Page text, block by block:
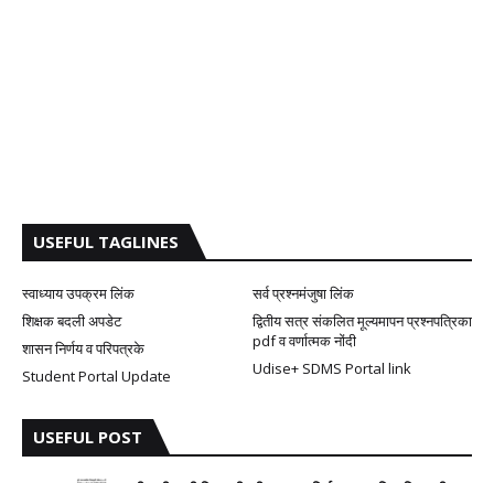
USEFUL TAGLINES
स्वाध्याय उपक्रम लिंक
सर्व प्रश्नमंजुषा लिंक
शिक्षक बदली अपडेट
द्वितीय सत्र संकलित मूल्यमापन प्रश्नपत्रिका
pdf व वर्णात्मक नोंदी
शासन निर्णय व परिपत्रके
Udise+ SDMS Portal link
Student Portal Update
USEFUL POST